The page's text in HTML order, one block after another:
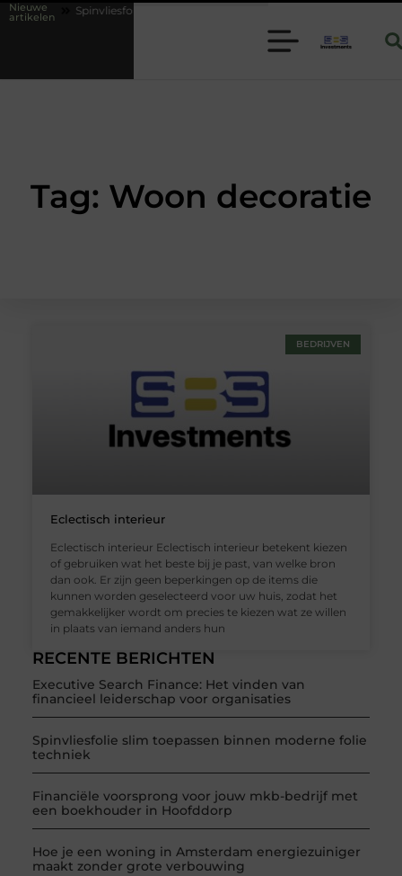
Nieuwe
artikelenSpinvliesfolie slim toepassen binnen moderne folie techniek
Tag: Woon decoratie
RECENTE BERICHTEN
Executive Search Finance: Het vinden van
financieel leiderschap voor organisaties
Spinvliesfolie slim toepassen binnen moderne folie
techniek
Financiële voorsprong voor jouw mkb-bedrijf met
een boekhouder in Hoofddorp
Hoe je een woning in Amsterdam energiezuiniger
maakt zonder grote verbouwing
BEDRIJVEN
Eclectisch interieur
Eclectisch interieur Eclectisch interieur betekent kiezen
of gebruiken wat het beste bij je past, van welke bron
dan ook. Er zijn geen beperkingen op de items die
kunnen worden geselecteerd voor uw huis, zodat het
gemakkelijker wordt om precies te kiezen wat ze willen
in plaats van iemand anders hun